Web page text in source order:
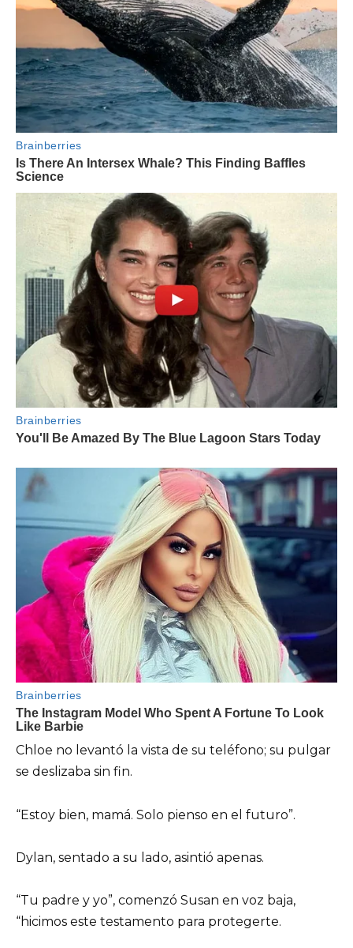
Chloe no levantó la vista de su teléfono; su pulgar
se deslizaba sin fin.
“Estoy bien, mamá. Solo pienso en el futuro”.
Dylan, sentado a su lado, asintió apenas.
“Tu padre y yo”, comenzó Susan en voz baja,
“hicimos este testamento para protegerte.